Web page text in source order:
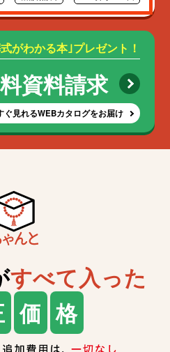
がわかる本｣プレゼント！
資料請求
ぐ見れるWEBカタログをお届け
すべて入った
価 格